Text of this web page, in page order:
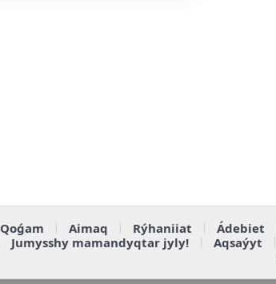
Qoǵam Aimaq Rýhaniiat Ádebiet
Jumysshy mamandyqtar jyly! Aqsaýyt